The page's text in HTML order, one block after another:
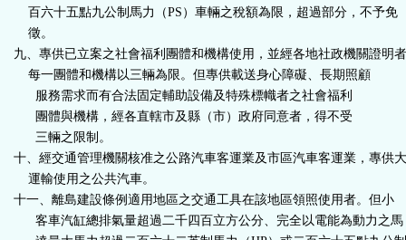
百六十五點九公制馬力（PS）車輛之稅額為限，超過部分，不予免
徵。
九、專供已立案之社會福利團體和機構使用，並經各地社政機關證明
每一團體和機構以三輛為限。 但專供載送身心障礙、長期照顧
服務需求而有合法固定輔助設備及特殊標幟者之社會福利
團體與機構，經各直轄市及縣（市）政府同意者，得不受
三輛之限制。
十、經交通管理機關核准之公路汽車客運業及市區汽車客運業，專供
運輸使用之公共汽車。
十一、離島建設條例適用地區之交通工具在該地區領照使用者。但小
客車汽缸總排氣量超過二千四百立方公分、完全以電能為動力之馬